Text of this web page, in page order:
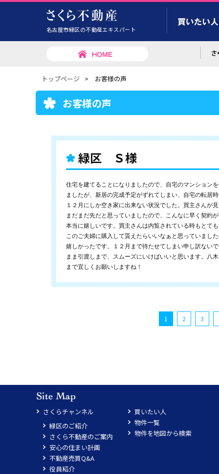
名古屋市緑区の不動産エキスパート
トップページ > お客様の声
お客様の声
緑区 Ｓ様
住宅を建てることになりましたので、自宅のマンション
ましたが、新居の完成予定がずれてしまい、自宅の転居
１２月にしか空き家に出来ない状況でした。買主さんが
まだまだ先だと思っていましたので、こんなに早く契約
本当に嬉しいです。買主さんは内覧されている時もとて
このご夫婦に購入して貰えたらいいなぁと思っていまし
嬉しかったです。１２月まで待たせてしまい申し訳ない
まま引渡しまで、スムーズにいけばいいと思います。八
まで宜しくお願いしますね！
1 2 3
さくらチャンネル
緑区のご紹介
さくら不動産のご案内
安心の住まい計画
不動産売買Q&A
役員紹介
買いたい人
物件一覧
物件を地図から検索